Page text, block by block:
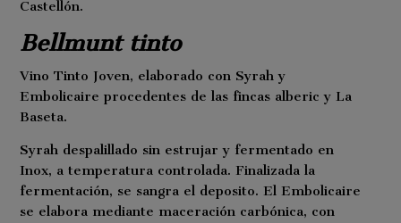
Castellón.
Bellmunt tinto
Vino Tinto Joven, elaborado con Syrah y
Embolicaire procedentes de las fincas alberic y La
Baseta.
Syrah despalillado sin estrujar y fermentado en
Inox, a temperatura controlada. Finalizada la
fermentación, se sangra el deposito. El Embolicaire
se elabora mediante maceración carbónica, con